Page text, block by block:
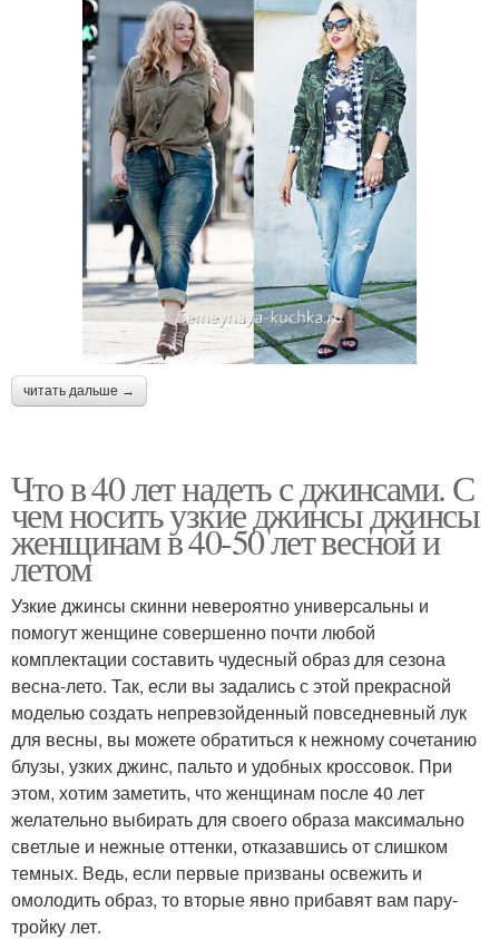
читать дальше →
Что в 40 лет надеть с джинсами. С
чем носить узкие джинсы джинсы
женщинам в 40-50 лет весной и
летом
Узкие джинсы скинни невероятно универсальны и
помогут женщине совершенно почти любой
комплектации составить чудесный образ для сезона
весна-лето. Так, если вы задались с этой прекрасной
моделью создать непревзойденный повседневный лук
для весны, вы можете обратиться к нежному сочетанию
блузы, узких джинс, пальто и удобных кроссовок. При
этом, хотим заметить, что женщинам после 40 лет
желательно выбирать для своего образа максимально
светлые и нежные оттенки, отказавшись от слишком
темных. Ведь, если первые призваны освежить и
омолодить образ, то вторые явно прибавят вам пару-
тройку лет.